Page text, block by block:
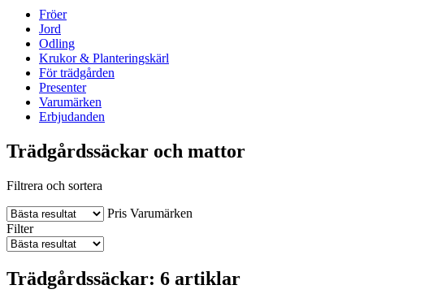
Fröer
Jord
Odling
Krukor & Planteringskärl
För trädgården
Presenter
Varumärken
Erbjudanden
Trädgårdssäckar och mattor
Filtrera och sortera
Pris Varumärken
Filter
Trädgårdssäckar: 6 artiklar